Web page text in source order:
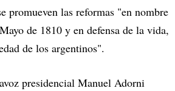
promueven las reformas "en nombre
de 1810 y en defensa de la vida,
de los argentinos".
presidencial Manuel Adorni